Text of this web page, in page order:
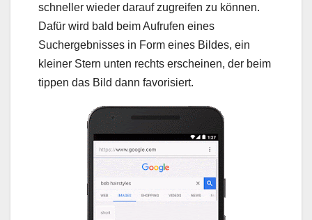
schneller wieder darauf zugreifen zu können.
Dafür wird bald beim Aufrufen eines
Suchergebnisses in Form eines Bildes, ein
kleiner Stern unten rechts erscheinen, der beim
tippen das Bild dann favorisiert.